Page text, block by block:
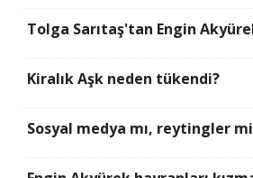
Tolga Sarıtaş'tan Engin
Kiralık Aşk neden tükendi?
Sosyal medya mı, reytingler